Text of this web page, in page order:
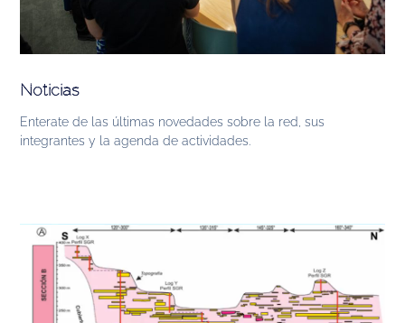
Noticias
Enterate de las últimas novedades sobre la red, sus
integrantes y la agenda de actividades.